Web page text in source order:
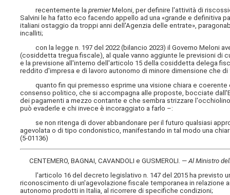
recentemente lapremierMeloni, per definire l'attività di
Salvini le ha fatto eco facendo appello ad una «grande e definitiva
italiani ostaggio da troppi anni dell'Agenzia delle entrate»,
incalliti;
con la legge n. 197 del 2022 (bilancio 2023) il Governo Meloni
(cosiddetta tregua fiscale), al quale vanno aggiunte le previsioni
e la previsione all'interno dell'articolo 15 della cosiddetta delega
reddito d'impresa e di lavoro autonomo di minore dimensione che
quanto fin qui premesso esprime una visione chiara e coerente
consenso politico, che si accompagna alle proposte, bocciate
dei pagamenti a mezzo contante e che sembra strizzare
può evaderle e chi invece è incoraggiato a farlo –:
se non ritenga di dover abbandonare per il futuro qualsiasi
agevolata o di tipo condonistico, manifestando in tal modo una
(5-01136)
CENTEMERO, BAGNAI, CAVANDOLI e GUSMEROLI. —Al Ministro
l'articolo 16 del decreto legislativo n. 147 del 2015 ha previsto
riconoscimento di un'agevolazione fiscale temporanea in relazione
autonomo prodotti in Italia, al ricorrere di specifiche condizioni;